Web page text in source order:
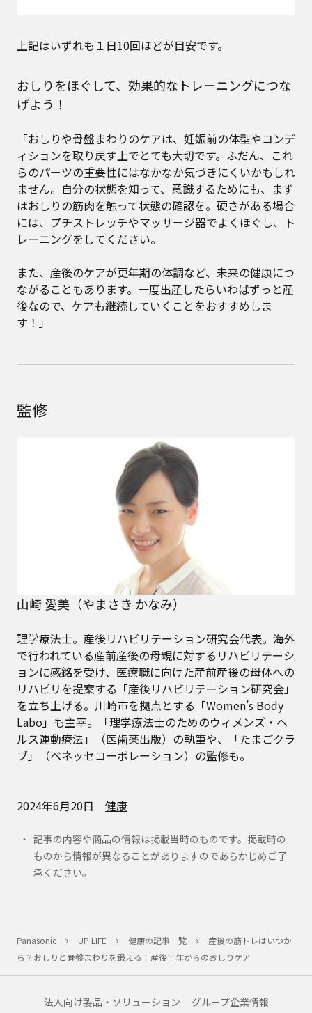
上記はいずれも１日10回ほどが目安です。
おしりをほぐして、効果的なトレーニングにつな
げよう！
「おしりや骨盤まわりのケアは、妊娠前の体型やコンデ
ィションを取り戻す上でとても大切です。ふだん、これ
らのパーツの重要性にはなかなか気づきにくいかもしれ
ません。自分の状態を知って、意識するためにも、まず
はおしりの筋肉を触って状態の確認を。硬さがある場合
には、プチストレッチやマッサージ器でよくほぐし、ト
レーニングをしてください。
また、産後のケアが更年期の体調など、未来の健康につ
ながることもあります。一度出産したらいわばずっと産
後なので、ケアも継続していくことをおすすめしま
す！」
監修
山崎 愛美（やまさき かなみ）
理学療法士。産後リハビリテーション研究会代表。海外
で行われている産前産後の母親に対するリハビリテーシ
ョンに感銘を受け、医療職に向けた産前産後の母体への
リハビリを提案する「産後リハビリテーション研究会」
を立ち上げる。川崎市を拠点とする「Women’s Body
Labo」も主宰。「理学療法士のためのウィメンズ・ヘ
ルス運動療法」（医歯薬出版）の執筆や、「たまごクラ
ブ」（ベネッセコーポレーション）の監修も。
2024年6月20日 健康
記事の内容や商品の情報は掲載当時のものです。掲載時の
ものから情報が異なることがありますのであらかじめご了
承ください。
Panasonic UP LIFE 健康の記事一覧
産後の筋トレはいつか
ら？おしりと骨盤まわりを鍛える！産後半年からのおしりケア
法人向け製品・ソリューション グループ企業情報